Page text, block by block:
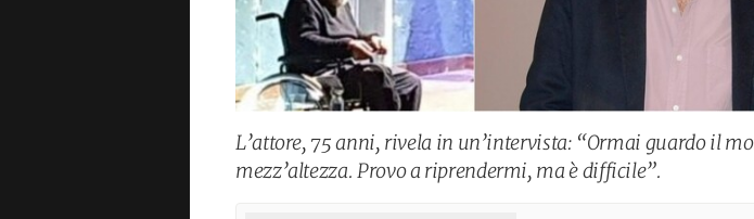
L’attore, 75 anni, rivela in un’intervista: “Ormai guardo il
mezz’altezza. Provo a riprendermi, ma è difficile”.